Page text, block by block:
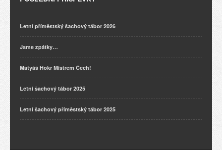
Letní příměstský šachový tábor 2026
Jsme zpátky…
Matyáš Hokr Mistrem Čech!
Letní šachový tábor 2025
Letní šachový příměstský tábor 2025